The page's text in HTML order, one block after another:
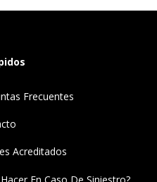
Frecuentes
Acreditados